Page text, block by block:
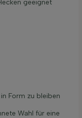
geeignet
Form zu bleiben
Wahl für eine